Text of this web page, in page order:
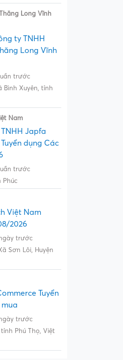
Long Vĩnh
ty TNHH
Long Vĩnh
trước
Bình Xuyên, tỉnh
Nam
Japfa
dụng Các
trước
Phúc
Việt Nam
2026
trước
Sơn Lôi, Huyện
Tuyển
trước
Phú Thọ, Việt